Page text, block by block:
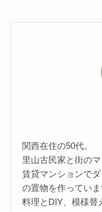
関西在住の50代。
里山古民家と街の
賃貸マンションで
の置物を作っていま
料理とDIY、模様替